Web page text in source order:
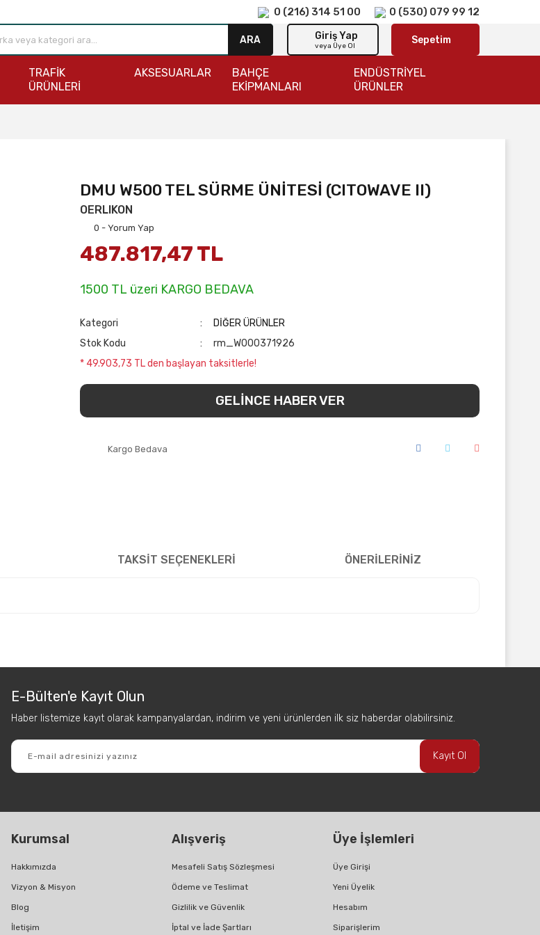
0 (216) 314 51 00 0 (530) 079 99 12
ARA Giriş Yap
veya Üye Ol Sepetim
TRAFİK
ÜRÜNLERİ
AKSESUARLAR
BAHÇE
EKİPMANLARI
ENDÜSTRİYEL
ÜRÜNLER
DMU W500 TEL SÜRME ÜNİTESİ (CITOWAVE II)
OERLIKON
0 - Yorum Yap
487.817,47 TL
1500 TL üzeri KARGO BEDAVA
Kategori
DİĞER ÜRÜNLER
Stok Kodu
rm_W000371926
* 49.903,73 TL den başlayan taksitlerle!
GELİNCE HABER VER
Kargo Bedava
TAKSİT SEÇENEKLERİ ÖNERİLERİNİZ
Yorum Yaz
E-Bülten'e Kayıt Olun
Haber listemize kayıt olarak kampanyalardan, indirim ve yeni ürünlerden ilk siz haberdar olabilirsiniz.
Kayıt Ol
Kurumsal
Hakkımızda
Vizyon & Misyon
Blog
İletişim
Alışveriş
Mesafeli Satış Sözleşmesi
Ödeme ve Teslimat
Gizlilik ve Güvenlik
İptal ve İade Şartları
Üye İşlemleri
Üye Girişi
Yeni Üyelik
Hesabım
Siparişlerim